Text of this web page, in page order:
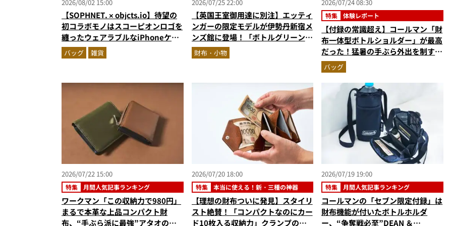
2026/08/02 15:00
【SOPHNET. × objcts.io】待望の
初コラボモノはスコーピオンロゴを
纏ったウェアラブルなiPhoneケー
ス！
バッグ 雑貨
2026/07/25 22:00
【英国王室御用達に別注】エッティ
ンガーの限定モデルが伊勢丹新宿メ
ンズ館に登場！「ボトルグリーン＆
ネイビー」2色の最高峰レザーグッ
ズに注目
財布・小物
2026/07/24 08:30
特集 体験レポート
【付録の常識超え】コールマン「財
布一体型ボトルショルダー」が最高
だった！猛暑の手ぶら外出を制す
『MonoMax8月号増刊』付録の実
力をスタイリストが徹底レポ
バッグ
2026/07/22 15:00
特集 月間人気記事ランキング
ワークマン「この収納力で980円」
まるで本革な上品コンパクト財
布、“手ぶら派に最強”アタオのオ
2026/07/20 18:00
特集 本当に使える！新・三種の神器
【理想の財布ついに発見】スタイリ
スト絶賛！「コンパクトなのにカー
ド10枚入る収納力」クランプのア
2026/07/19 19:00
特集 月間人気記事ランキング
コールマンの「セブン限定付録」は
財布機能が付いたボトルホルダ
ー、“争奪戦必至”DEAN ＆